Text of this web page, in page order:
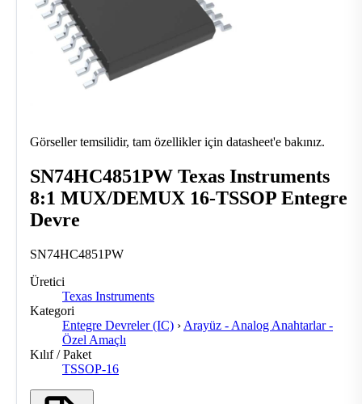
Görseller temsilidir, tam özellikler için datasheet'e bakınız.
SN74HC4851PW Texas Instruments
8:1 MUX/DEMUX 16-TSSOP Entegre
Devre
SN74HC4851PW
Üretici
Texas Instruments
Kategori
Entegre Devreler (IC) › Arayüz - Analog Anahtarlar -
Özel Amaçlı
Kılıf / Paket
TSSOP-16